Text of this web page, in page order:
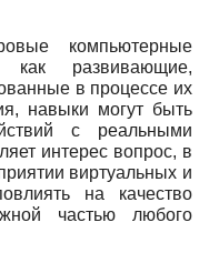
компьютерные
как развивающие,
в процессе их
навыки могут быть
с реальными
интерес вопрос, в
виртуальных и
на качество
частью любого